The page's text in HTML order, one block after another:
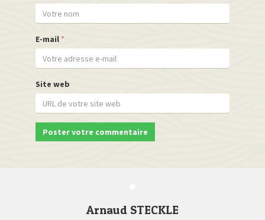
E-mail *
Site web
Arnaud STECKLE